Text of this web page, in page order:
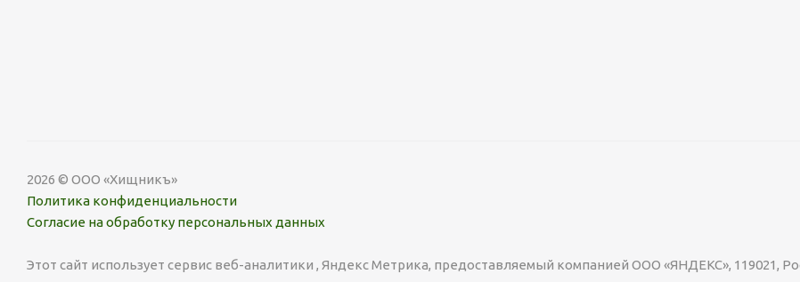
2026 © ООО «Хищникъ»
Политика конфиденциальности
Согласие на обработку персональных данных
Этот сайт использует сервис веб-аналитики , Яндекс Метрика, предоставляемый компанией ООО «ЯНДЕКС», 119021,